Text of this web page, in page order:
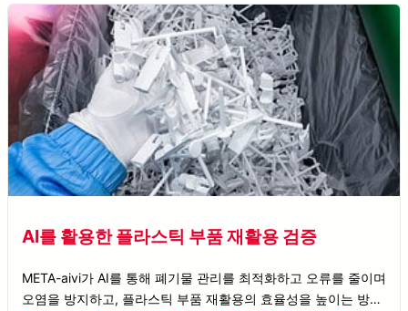
AI를 활용한 플라스틱 부품 재활용 검증
META-aivi가 AI를 통해 폐기물 관리를 최적화하고 오류를 줄이며
오염을 방지하고, 플라스틱 부품 재활용의 효율성을 높이는 방법